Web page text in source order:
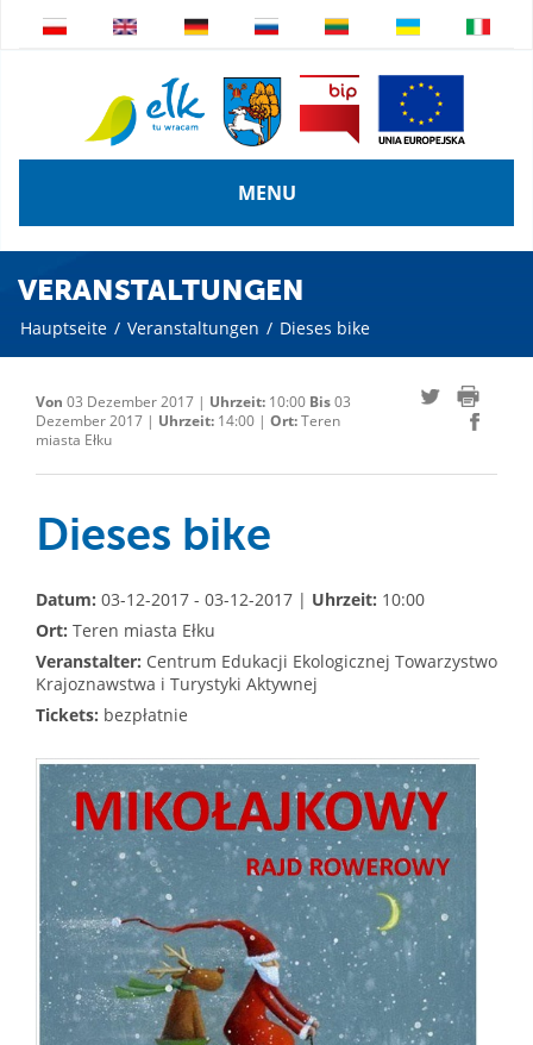
MENU
VERANSTALTUNGEN
Hauptseite / Veranstaltungen / Dieses bike
Von 03 Dezember 2017 | Uhrzeit: 10:00 Bis03
Dezember 2017 | Uhrzeit: 14:00 | Ort:Teren
miasta Ełku
Dieses bike
Datum: 03-12-2017 - 03-12-2017 | Uhrzeit: 10:00
Ort: Teren miasta Ełku
Veranstalter: Centrum Edukacji Ekologicznej Towarzystwo
Krajoznawstwa i Turystyki Aktywnej
Tickets: bezpłatnie